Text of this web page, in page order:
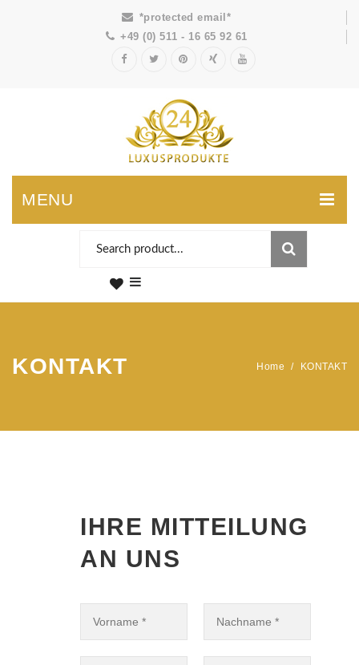
*protected email*
+49 (0) 511 - 16 65 92 61
MENU
KONTAKT Home / KONTAKT
IHRE MITTEILUNG
AN UNS